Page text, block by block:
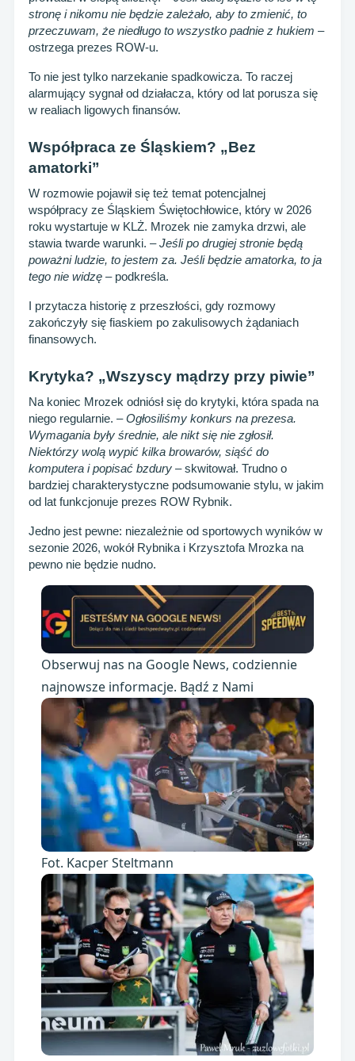
stronę i nikomu nie będzie zależało, aby to zmienić, to
przeczuwam, że niedługo to wszystko padnie z hukiem –
ostrzega prezes ROW-u.
To nie jest tylko narzekanie spadkowicza. To raczej
alarmujący sygnał od działacza, który od lat porusza się
w realiach ligowych finansów.
Współpraca ze Śląskiem? „Bez
amatorki”
W rozmowie pojawił się też temat potencjalnej
współpracy ze Śląskiem Świętochłowice, który w 2026
roku wystartuje w KLŻ. Mrozek nie zamyka drzwi, ale
stawia twarde warunki. –Jeśli po drugiej stronie będą
poważni ludzie, to jestem za. Jeśli będzie amatorka, to ja
tego nie widzę – podkreśla.
I przytacza historię z przeszłości, gdy rozmowy
zakończyły się fiaskiem po zakulisowych żądaniach
finansowych.
Krytyka? „Wszyscy mądrzy przy piwie”
Na koniec Mrozek odniósł się do krytyki, która spada na
niego regularnie. –Ogłosiliśmy konkurs na prezesa.
Wymagania były średnie, ale nikt się nie zgłosił.
Niektórzy wolą wypić kilka browarów, siąść do
komputera i popisać bzdury – skwitował. Trudno o
bardziej charakterystyczne podsumowanie stylu, w jakim
od lat funkcjonuje prezes ROW Rybnik.
Jedno jest pewne: niezależnie od sportowych wyników w
sezonie 2026, wokół Rybnika i Krzysztofa Mrozka na
pewno nie będzie nudno.
Obserwuj nas na Google News, codziennie
najnowsze informacje. Bądź z Nami
Fot. Kacper Steltmann